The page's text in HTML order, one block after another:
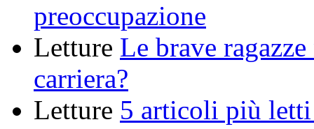
preoccupazione
Letture Le brave
carriera?
Letture 5 articoli più